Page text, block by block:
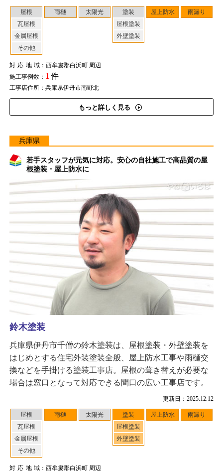
屋根
瓦屋根
金属屋根
その他
雨樋 太陽光
塗装
屋根塗装
外壁塗装
屋上防水 雨漏り
対応地域：西牟婁郡白浜町 周辺
施工事例数： 1 件
工事店住所：兵庫県伊丹市南野北
もっと詳しく見る
兵庫県
若手スタッフが元気に対応。安心の自社施工で高品質の屋
根塗装・屋上防水に
更新日：2025.12.12
屋根
瓦屋根
金属屋根
その他
雨樋 太陽光
塗装
屋根塗装
外壁塗装
屋上防水 雨漏り
対応地域：西牟婁郡白浜町 周辺
鈴木塗装
兵庫県伊丹市千僧の鈴木塗装は、屋根塗装・外壁塗装を
はじめとする住宅外装塗装全般、屋上防水工事や雨樋交
換などを手掛ける塗装工事店。屋根の葺き替えが必要な
場合は窓口となって対応できる間口の広い工事店です。